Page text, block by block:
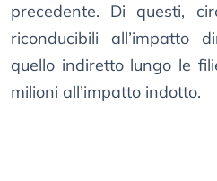
precedente. Di questi,
riconducibili all’impatto
quello indiretto lungo le
milioni all’impatto indotto.